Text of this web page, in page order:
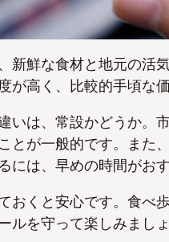
新鮮な食材と地元の活
が高く、比較的手頃な
いは、常設かどうか。
とが一般的です。また
には、早めの時間がお
おくと安心です。食べ
ルを守って楽しみましょ